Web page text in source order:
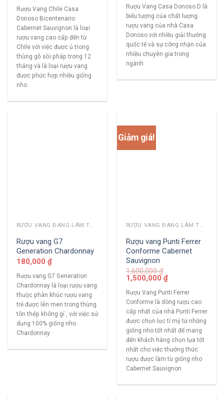
Rượu Vang Chile Casa
Donoso Bicentenario
Cabernet Sauvignon là loại
rượu vang cao cấp đến từ
Chile với việc được ủ trong
thùng gỗ sồi pháp trong 12
tháng và là loại rượu vang
được phức hợp nhiều giống
nho
Rượu Vang Casa Donoso D là
biểu tượng của chất lượng
rượu vang của nhà Casa
Donoso với nhiều giải thưởng
quốc tế và sự công nhận của
nhiều chuyên gia trong
ngành
Rượu vang G7
Generation Chardonnay
180,000 ₫
Rượu vang G7 Generation
Chardonnay là loại rượu vang
thuộc phân khúc rượu vang
trẻ được lên men trong thùng
tôn thép không gỉ , với việc sử
dụng 100% giống nho
Chardonnay
Giảm giá!
Rượu vang Punti Ferrer
Conforme Cabernet
Sauvignon
1,600,000₫
1,500,000₫
Rượu Vang Punti Ferrer
Conforme là dòng rượu cao
cấp nhất của nhà Punti Ferrer
được chọn lọc tỉ mỷ từ những
giống nho tốt nhất để mang
đến khách hàng chọn lựa tốt
nhất cho việc thưởng thức
rượu được làm từ giống nho
Cabernet Sauvignon